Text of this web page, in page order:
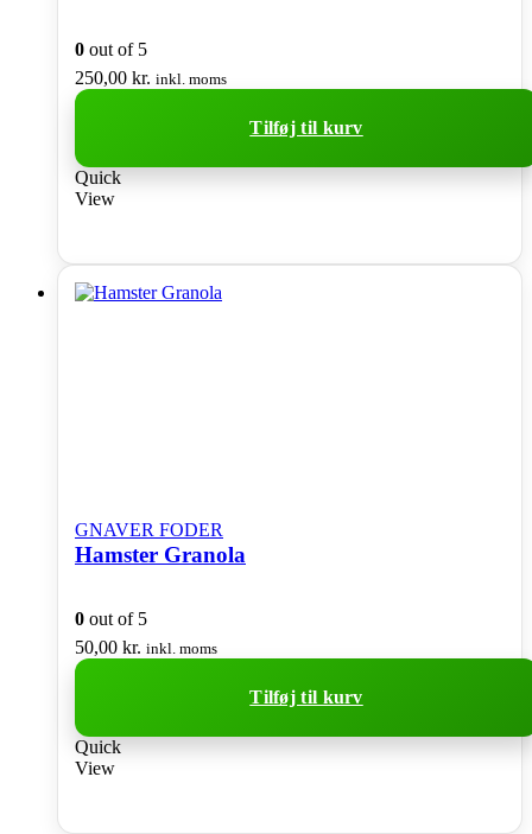
0 out of 5
250,00 kr. inkl. moms
Tilføj til kurv
Quick
View
GNAVER FODER
Hamster Granola
0 out of 5
50,00 kr. inkl. moms
Tilføj til kurv
Quick
View